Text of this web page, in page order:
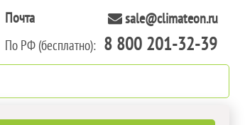
Почта sale@climateon.ru
По РФ (бесплатно): 8 800 201-32-39